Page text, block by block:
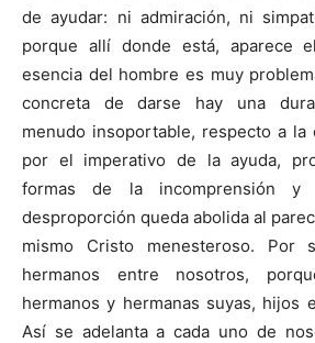
de ayudar: ni admiración, ni
porque allí donde está, aparece
esencia del hombre es muy
concreta de darse hay una
menudo insoportable, respecto a la
por el imperativo de la ayuda,
formas de la incomprensión y
desproporción queda abolida al
mismo Cristo menesteroso. Por
hermanos entre nosotros,
hermanos y hermanas suyas, hijos
Así se adelanta a cada uno de